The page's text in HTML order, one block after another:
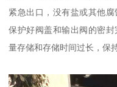
紧急出口，没有盐或其他
保护好阀盖和输出阀的密
量存储和存储时间过长，保